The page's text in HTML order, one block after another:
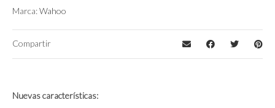
Marca:Wahoo
Compartir
Nuevas características: